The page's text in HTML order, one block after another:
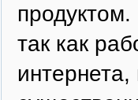
так как